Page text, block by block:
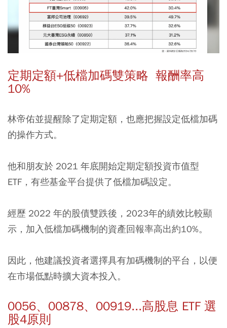
定期定額+低檔加碼雙策略 報酬率高
10%
林帝佑並提醒除了定期定額，也應把握設定低檔加碼
的操作方式。
他和朋友於 2021 年底開始定期定額投資市值型
ETF，有些基金平台提供了低檔加碼設定。
經歷 2022 年的股債雙跌後，2023年的績效比較顯
示， 加入低檔加碼機制的資產回報率高出約10%。
因此，他建議投資者選擇具有加碼機制的平台，以便
在市場低點時擴大資本投入。
0056、00878、00919...高股息 ETF 選
股4原則